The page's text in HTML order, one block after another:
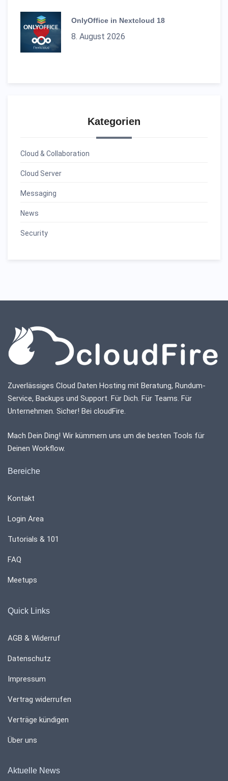
OnlyOffice in Nextcloud 18
8. August 2026
Kategorien
Cloud & Collaboration
Cloud Server
Messaging
News
Security
Zuverlässiges Cloud Daten Hosting mit Beratung, Rundum-
Service, Backups und Support. Für Dich. Für Teams. Für
Unternehmen. Sicher! Bei cloudFire.
Mach Dein Ding! Wir kümmern uns um die besten Tools für
Deinen Workflow.
Bereiche
Kontakt
Login Area
Tutorials & 101
FAQ
Meetups
Quick Links
AGB & Widerruf
Datenschutz
Impressum
Vertrag widerrufen
Verträge kündigen
Über uns
Aktuelle News